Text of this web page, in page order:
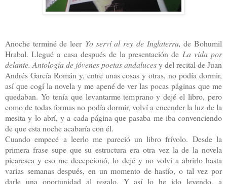
Anoche terminé de leer Yo serví al rey de Inglaterra,de Bohumil
Hrabal. Llegué a casa después de la presentación de La vida por
delante. Antología de jóvenes poetas andalucesy del recital de Juan
Andrés García Román y, entre unas cosas y otras, no podía dormir,
así que cogí la novela y me apené de ver las pocas páginas que me
quedaban. Yo tenía que levantarme temprano y dejé el libro, pero
como de todas formas no podía dormir, volví a encender la luz de la
mesita y lo abrí, y a cada página que pasaba me iba convenciendo
de que esta noche acabaría con él.
Cuando empecé a leerlo me pareció un libro frívolo. Desde la
primera frase supe que su estructura era otra vez la de la novela
picaresca y eso me decepcionó, lo dejé y no volví a abrirlo hasta
varias semanas después, en un momento de hastío, o tal vez por
darle una oportunidad al regalo. Y así lo he ido leyendo, a